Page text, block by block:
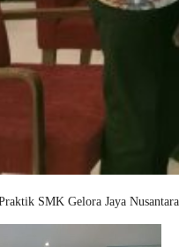
SMK Gelora Jaya